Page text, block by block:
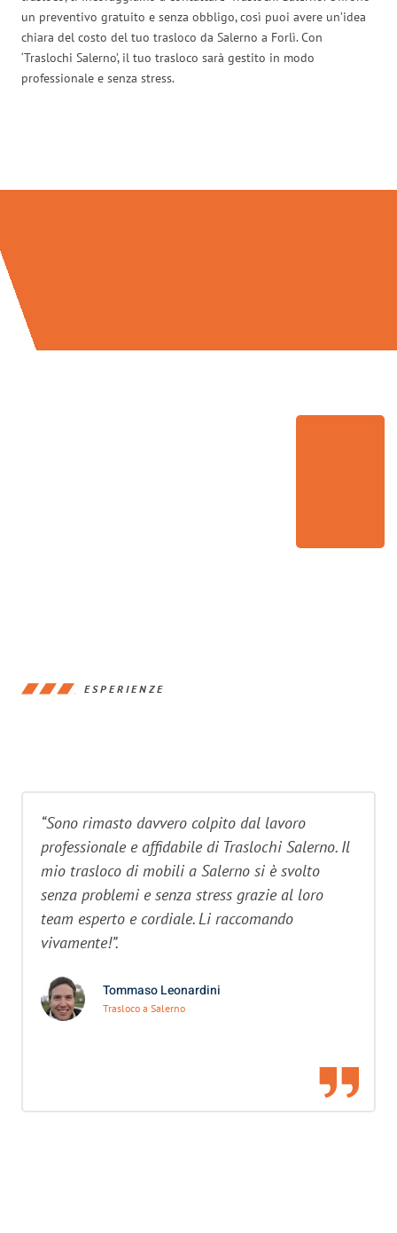
un preventivo gratuito e senza obbligo, così puoi avere un’idea
chiara del costo del tuo trasloco da Salerno a Forlì. Con
‘Traslochi Salerno’, il tuo trasloco sarà gestito in modo
professionale e senza stress.
ESPERIENZE
“Sono rimasto davvero colpito dal lavoro
professionale e affidabile di Traslochi Salerno. Il
mio trasloco di mobili a Salerno si è svolto
senza problemi e senza stress grazie al loro
team esperto e cordiale. Li raccomando
vivamente!”.
Tommaso Leonardini
Trasloco a Salerno